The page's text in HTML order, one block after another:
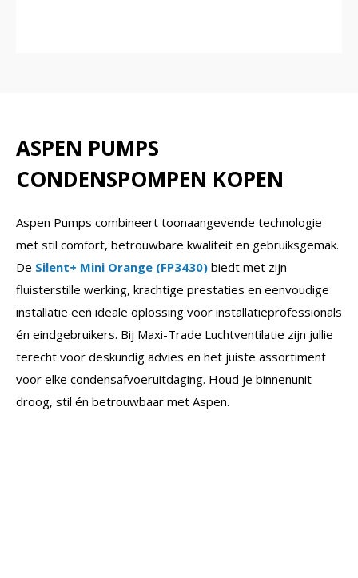
ASPEN PUMPS
CONDENSPOMPEN KOPEN
Aspen Pumps combineert toonaangevende technologie
met stil comfort, betrouwbare kwaliteit en gebruiksgemak.
De Silent+ Mini Orange (FP3430) biedt met zijn
fluisterstille werking, krachtige prestaties en eenvoudige
installatie een ideale oplossing voor installatieprofessionals
én eindgebruikers. Bij Maxi-Trade Luchtventilatie zijn jullie
terecht voor deskundig advies en het juiste assortiment
voor elke condensafvoeruitdaging. Houd je binnenunit
droog, stil én betrouwbaar met Aspen.